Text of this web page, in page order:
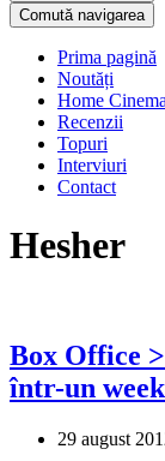
Comută navigarea
Prima pagină
Noutăți
Home Cinema
Recenzii
Topuri
Interviuri
Contact
Hesher
Box Office
într-un
29 august